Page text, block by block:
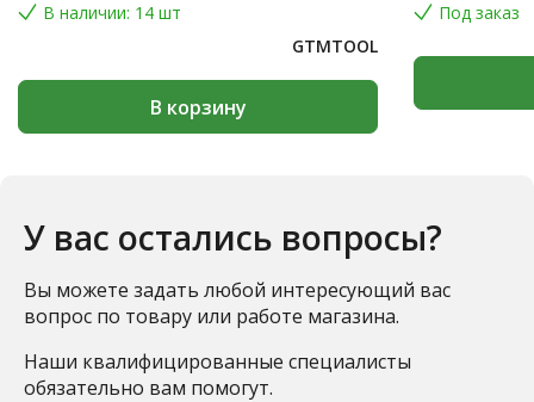
В наличии: 14 шт
GTMTOOL
В корзину
Под заказ
У вас остались вопросы?
Вы можете задать любой интересующий вас
вопрос по товару или работе магазина.
Наши квалифицированные специалисты
обязательно вам помогут.